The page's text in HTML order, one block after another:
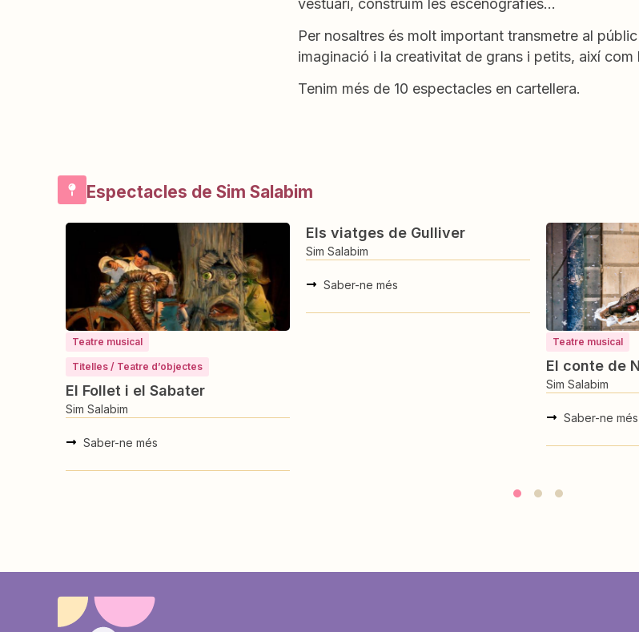
Per nosaltres és molt important transmetre al
imaginació i la creativitat de grans i petits, així com
Tenim més de 10 espectacles en cartellera.
Espectacles de Sim Salabim
Els viatges de Gulliver
Sim Salabim
Saber-ne més
Titelles / Teatre
La
Sim Salabim
Saber-ne més